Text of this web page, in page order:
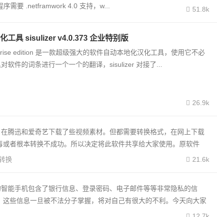
需要 .netframwork 4.0 支持，w... 51.8k
工具 sisulizer v4.0.373 企业特别版
edition 是一款超级强大的软件自动本地化汉化工具，使用它不必
软件的词条进行一个一个的翻译，sisulizer 对接了...
26.9k
腾迅和爱奇艺下载了些视频素材。但都需要转换格式，在网上下载
者根本转换不成功。所以决定将此软件共享给大家使用。原软件
21.6k
换
能手机包含了银行信息、登录密码、电子邮件等等非常隐私的信
些信息一旦被不法分子掌握，将对自己有很大的不利。今天向大家